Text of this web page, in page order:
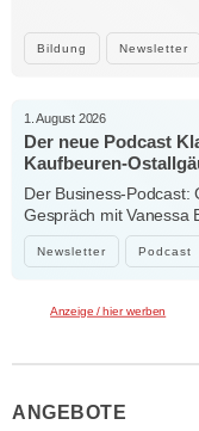
Bildung Newsletter
Newsletter Podcast
1. August 2026
Der neue Podcast
Kaufbeuren-
Verbindungen
Der Business-Podcast:
Gespräch mit Vanessa
Anzeige / hier werben
ANGEBOTE